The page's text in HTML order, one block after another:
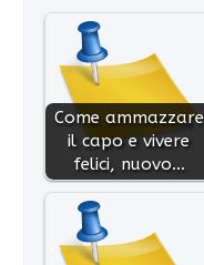
Come ammazzare
il capo e vivere
felici, nuovo…